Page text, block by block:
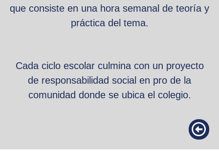
que consiste en una hora semanal de teoría y
práctica del tema.
Cada ciclo escolar culmina con un proyecto
de responsabilidad social en pro de la
comunidad donde se ubica el colegio.